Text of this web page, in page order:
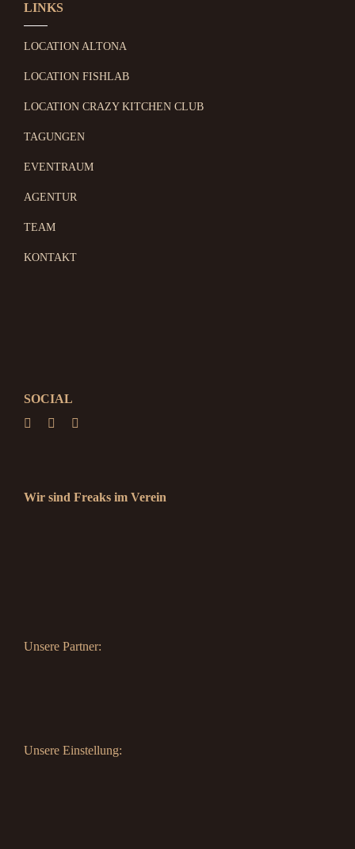
LINKS
LOCATION ALTONA
LOCATION FISHLAB
LOCATION CRAZY KITCHEN CLUB
TAGUNGEN
EVENTRAUM
AGENTUR
TEAM
KONTAKT
SOCIAL
Wir sind Freaks im Verein
Unsere Partner:
Unsere Einstellung: